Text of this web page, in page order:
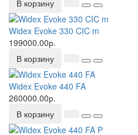
В корзину
Widex Evoke 330 CIC m
199000.00р.
В корзину
Widex Evoke 440 FA
260000.00р.
В корзину